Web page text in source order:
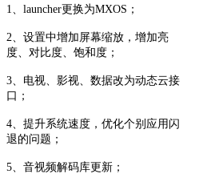
1、launcher更换为MXOS；
2、设置中增加屏幕缩放，增加亮
度、对比度、饱和度；
3、电视、影视、数据改为动态云接
口；
4、提升系统速度，优化个别应用闪
退的问题；
5、音视频解码库更新；